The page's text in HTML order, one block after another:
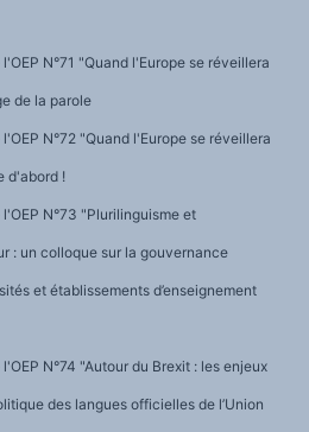
N°71 "Quand l'Europe se réveillera
de la parole
N°72 "Quand l'Europe se réveillera
d'abord !
N°73 "Plurilinguisme et
: un colloque sur la gouvernance
et établissements d’enseignement
N°74 "Autour du Brexit : les enjeux
des langues officielles de l’Union